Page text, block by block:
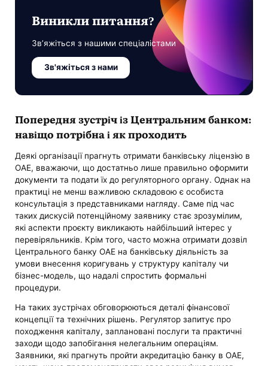
Виникли питання?
Зв’яжіться з нашими спеціалістами
Зв'яжіться з нами
Попередня зустріч із Центральним банком:
навіщо потрібна і як проходить
Деякі організації прагнуть отримати банківську ліцензію в
ОАЕ, вважаючи, що достатньо лише правильно оформити
документи та подати їх до регуляторного органу. Однак на
практиці не менш важливою складовою є особиста
консультація з представниками нагляду. Саме під час
таких дискусій потенційному заявнику стає зрозумілим,
які аспекти проєкту викликають найбільший інтерес у
перевіряльників. Крім того, часто можна отримати дозвіл
Центрального банку ОАЕ на банківську діяльність за
умови внесення коригувань у структуру капіталу чи
бізнес-модель, що надалі спростить формальні
процедури.
На таких зустрічах обговорюються деталі фінансової
концепції та технічних рішень. Регулятор запитує про
походження капіталу, заплановані послуги та практичні
заходи щодо запобігання нелегальним операціям.
Заявники, які прагнуть пройти акредитацію банку в ОАЕ,